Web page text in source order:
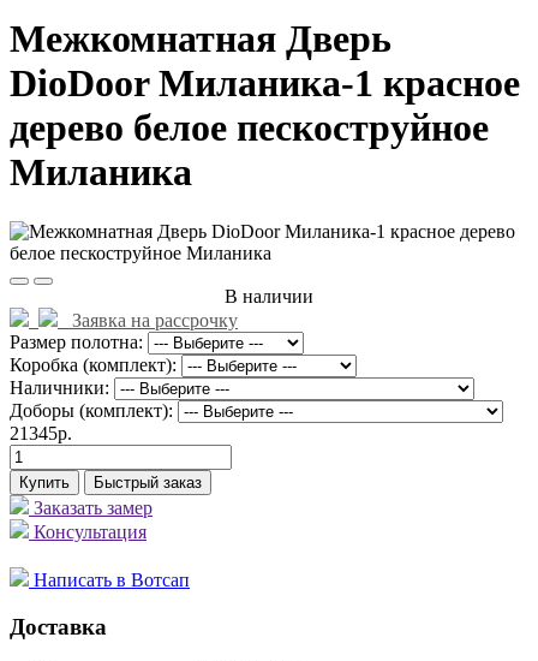
Межкомнатная Дверь
DioDoor Миланика-1 красное
дерево белое пескоструйное
Миланика
В наличии
Заявка на рассрочку
Размер полотна:
Коробка (комплект):
Наличники:
Доборы (комплект):
21345р.
Купить Быстрый заказ
Заказать замер
Консультация
Написать в Вотсап
Доставка